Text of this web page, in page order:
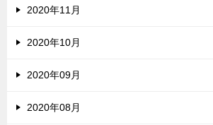
2020年11月
2020年10月
2020年09月
2020年08月